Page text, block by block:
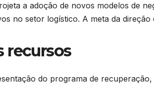
a adoção de novos modelos de
no setor logístico. A meta da
recursos
do programa de